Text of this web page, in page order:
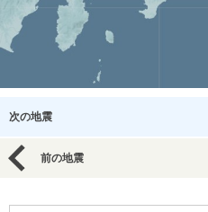
次の地震
前の地震